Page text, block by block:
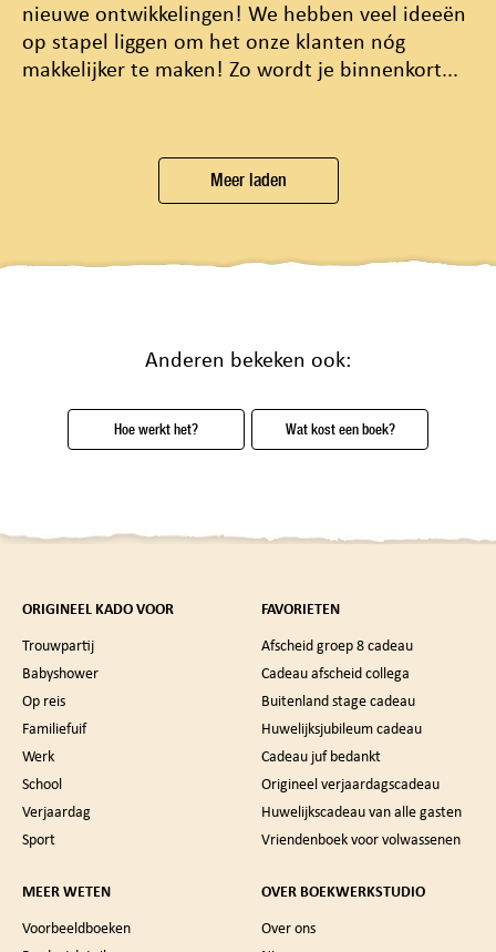
nieuwe ontwikkelingen! We hebben veel ideeën
op stapel liggen om het onze klanten nóg
makkelijker te maken! Zo wordt je binnenkort...
Meer laden
Anderen bekeken ook:
Hoe werkt het? Wat kost een boek?
ORIGINEEL KADO VOOR
Trouwpartij
Babyshower
Op reis
Familiefuif
Werk
School
Verjaardag
Sport
FAVORIETEN
Afscheid groep 8 cadeau
Cadeau afscheid collega
Buitenland stage cadeau
Huwelijksjubileum cadeau
Cadeau juf bedankt
Origineel verjaardagscadeau
Huwelijkscadeau van alle gasten
Vriendenboek voor volwassenen
MEER WETEN
Voorbeeldboeken
OVER BOEKWERKSTUDIO
Over ons